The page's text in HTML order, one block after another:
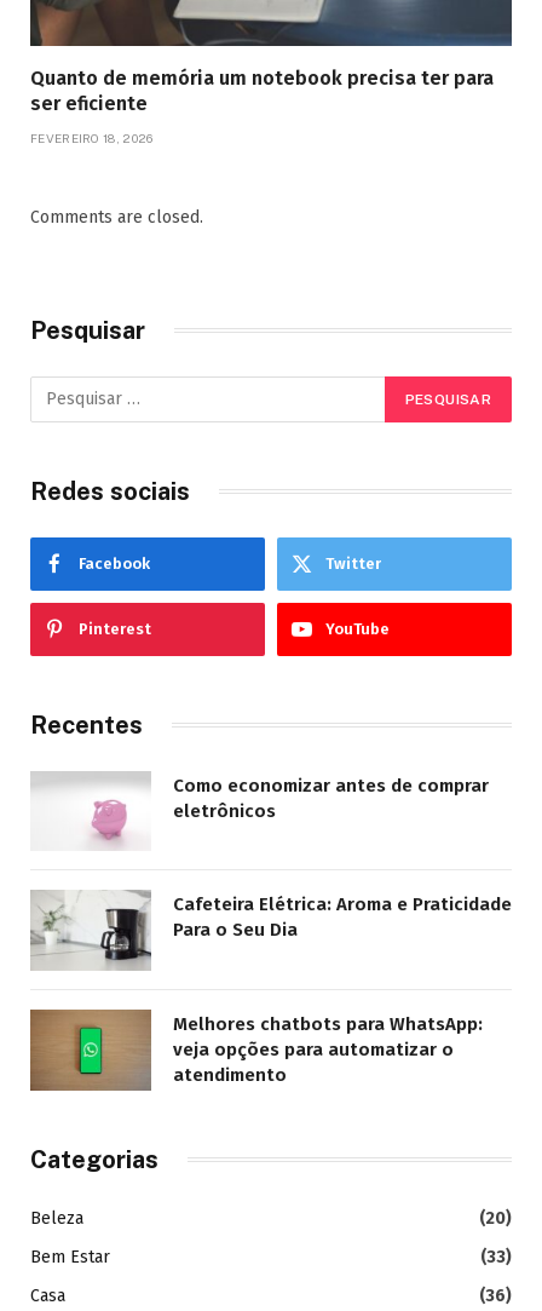
Quanto de memória um notebook precisa ter para
ser eficiente
FEVEREIRO 18, 2026
Comments are closed.
Pesquisar
Redes sociais
Facebook Twitter
Pinterest YouTube
Recentes
Como economizar antes de comprar
eletrônicos
Cafeteira Elétrica: Aroma e Praticidade
Para o Seu Dia
Melhores chatbots para WhatsApp:
veja opções para automatizar o
atendimento
Categorias
Beleza
(20)
Bem Estar
(33)
Casa
(36)